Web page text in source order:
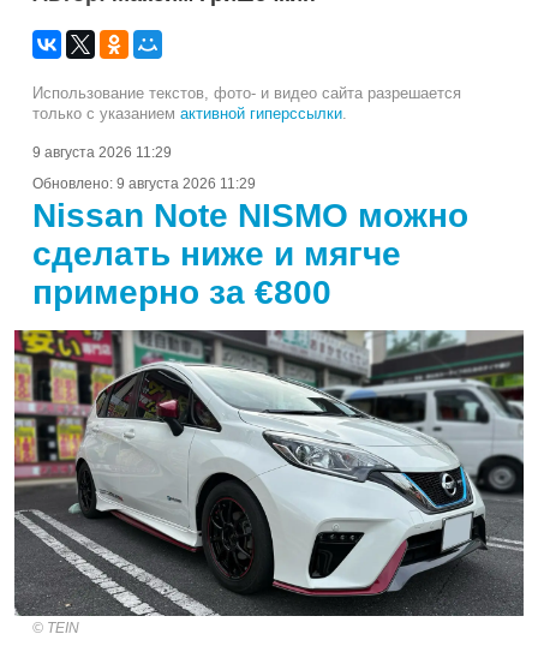
Использование текстов, фото- и видео сайта разрешается
только с указанием активной гиперссылки
9 августа 2026 11:29
Обновлено: 9 августа 2026 11:29
Nissan Note NISMO можно
сделать ниже и мягче
примерно за €800
TEIN